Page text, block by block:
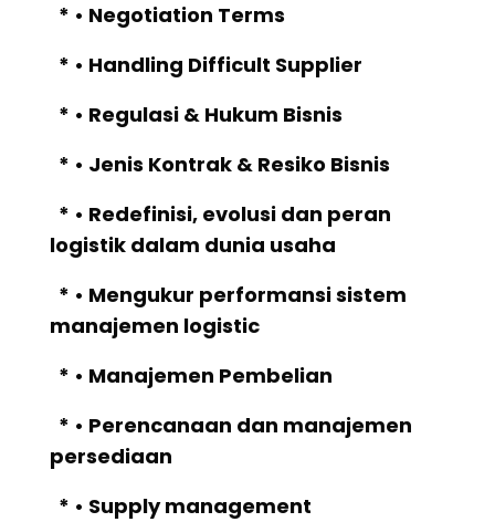
* • Negotiation Terms
* • Handling Difficult Supplier
* • Regulasi & Hukum Bisnis
* • Jenis Kontrak & Resiko Bisnis
* • Redefinisi, evolusi dan peran
logistik dalam dunia usaha
* • Mengukur performansi sistem
manajemen logistic
* • Manajemen Pembelian
* • Perencanaan dan manajemen
persediaan
* • Supply management